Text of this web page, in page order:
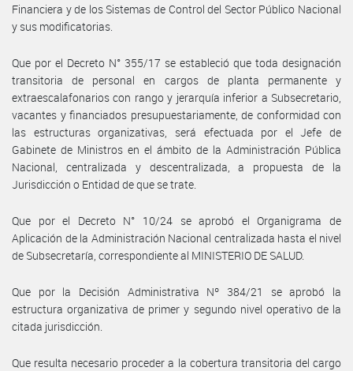
Financiera y de los Sistemas de Control del Sector Público Nacional
y sus modificatorias.
Que por el Decreto N° 355/17 se estableció que toda designación
transitoria de personal en cargos de planta permanente y
extraescalafonarios con rango y jerarquía inferior a Subsecretario,
vacantes y financiados presupuestariamente, de conformidad con
las estructuras organizativas, será efectuada por el Jefe de
Gabinete de Ministros en el ámbito de la Administración Pública
Nacional, centralizada y descentralizada, a propuesta de la
Jurisdicción o Entidad de que se trate.
Que por el Decreto N° 10/24 se aprobó el Organigrama de
Aplicación de la Administración Nacional centralizada hasta el nivel
de Subsecretaría, correspondiente al MINISTERIO DE SALUD.
Que por la Decisión Administrativa Nº 384/21 se aprobó la
estructura organizativa de primer y segundo nivel operativo de la
citada jurisdicción.
Que resulta necesario proceder a la cobertura transitoria del cargo